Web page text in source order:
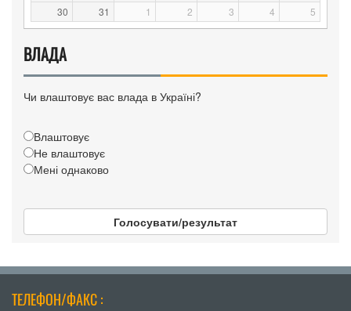
30
31 1 2 3 4 5
ВЛАДА
Чи влаштовує вас влада в Україні?
Влаштовує
Не влаштовує
Мені однаково
Голосувати/результат
ТЕЛЕФОН/ФАКС :